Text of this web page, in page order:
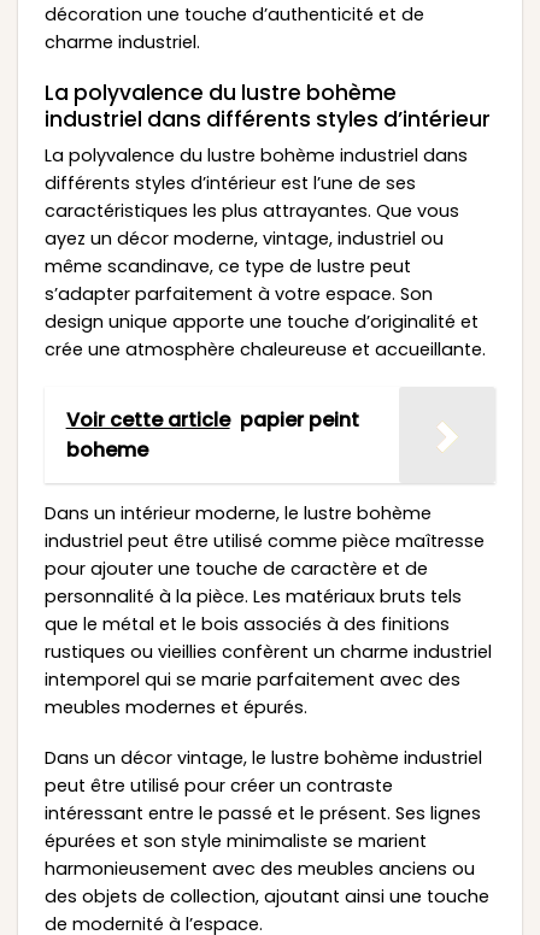
décoration une touche d’authenticité et de
charme industriel.
La polyvalence du lustre bohème
industriel dans différents styles d’intérieur
La polyvalence du lustre bohème industriel dans
différents styles d’intérieur est l’une de ses
caractéristiques les plus attrayantes. Que vous
ayez un décor moderne, vintage, industriel ou
même scandinave, ce type de lustre peut
s’adapter parfaitement à votre espace. Son
design unique apporte une touche d’originalité et
crée une atmosphère chaleureuse et accueillante.
Voir cette article papier peint
boheme
Dans un intérieur moderne, le lustre bohème
industriel peut être utilisé comme pièce maîtresse
pour ajouter une touche de caractère et de
personnalité à la pièce. Les matériaux bruts tels
que le métal et le bois associés à des finitions
rustiques ou vieillies confèrent un charme industriel
intemporel qui se marie parfaitement avec des
meubles modernes et épurés.
Dans un décor vintage, le lustre bohème industriel
peut être utilisé pour créer un contraste
intéressant entre le passé et le présent. Ses lignes
épurées et son style minimaliste se marient
harmonieusement avec des meubles anciens ou
des objets de collection, ajoutant ainsi une touche
de modernité à l’espace.